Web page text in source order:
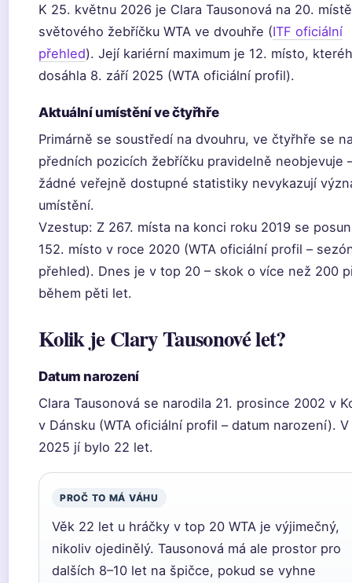
K 25. květnu 2026 je Clara Tausonová na 20. místě
světového žebříčku WTA ve dvouhře (ITF oficiální
přehled). Její kariérní maximum je 12. místo,
dosáhla 8. září 2025 (WTA oficiální profil).
Aktuální umístění ve čtyřhře
Primárně se soustředí na dvouhru, ve čtyřhře se
předních pozicích žebříčku pravidelně neobjevuje
žádné veřejně dostupné statistiky nevykazují
umístění.
Vzestup: Z 267. místa na konci roku 2019 se
152. místo v roce 2020 (WTA oficiální profil –
přehled). Dnes je v top 20 – skok o více než 200
během pěti let.
Kolik je Clary Tausonové let?
Datum narození
Clara Tausonová se narodila 21. prosince 2002 v
v Dánsku (WTA oficiální profil – datum narození).
2025 jí bylo 22 let.
PROČ TO MÁ VÁHU
Věk 22 let u hráčky v top 20 WTA je výjimečný,
nikoliv ojedinělý. Tausonová má ale prostor pro
dalších 8–10 let na špičce, pokud se vyhne